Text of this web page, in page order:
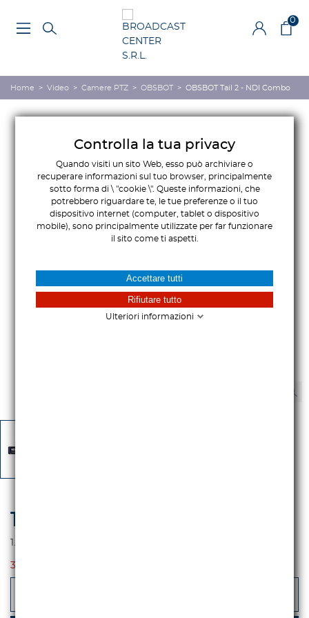
0
Home > Video > Camere PTZ > OBSBOT > OBSBOT Tail 2 - NDI Combo
1.318,03 €
1.608,00 €
3-5 GIORNI
Controlla la tua privacy
Quando visiti un sito Web, esso può archiviare o
recuperare informazioni sul tuo browser, principalmente
sotto forma di \ "cookie \". Queste informazioni, che
potrebbero riguardare te, le tue preferenze o il tuo
dispositivo internet (computer, tablet o dispositivo
mobile), sono principalmente utilizzate per far funzionare
il sito come ti aspetti.
Ulteriori informazioni
Accettare tutti
Rifiutare tutto